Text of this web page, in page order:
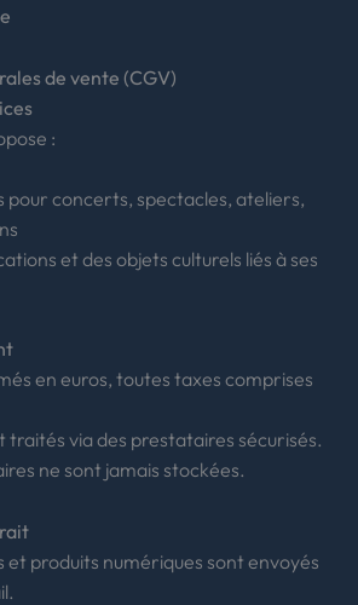
de vente (CGV)
:
pour concerts, spectacles, ateliers,
et des objets culturels liés à ses
en euros, toutes taxes comprises
traités via des prestataires sécurisés.
ne sont jamais stockées.
et produits numériques sont envoyés